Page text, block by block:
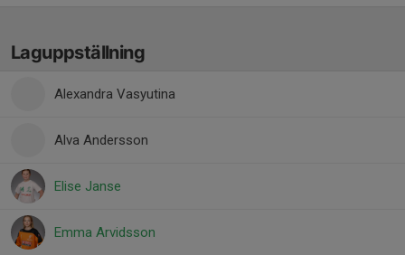
Laguppställning
Alexandra Vasyutina
Alva Andersson
Elise Janse
Emma Arvidsson